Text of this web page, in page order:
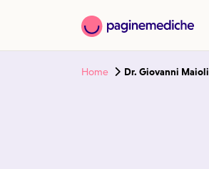
Home Dr. Giovanni Maioli